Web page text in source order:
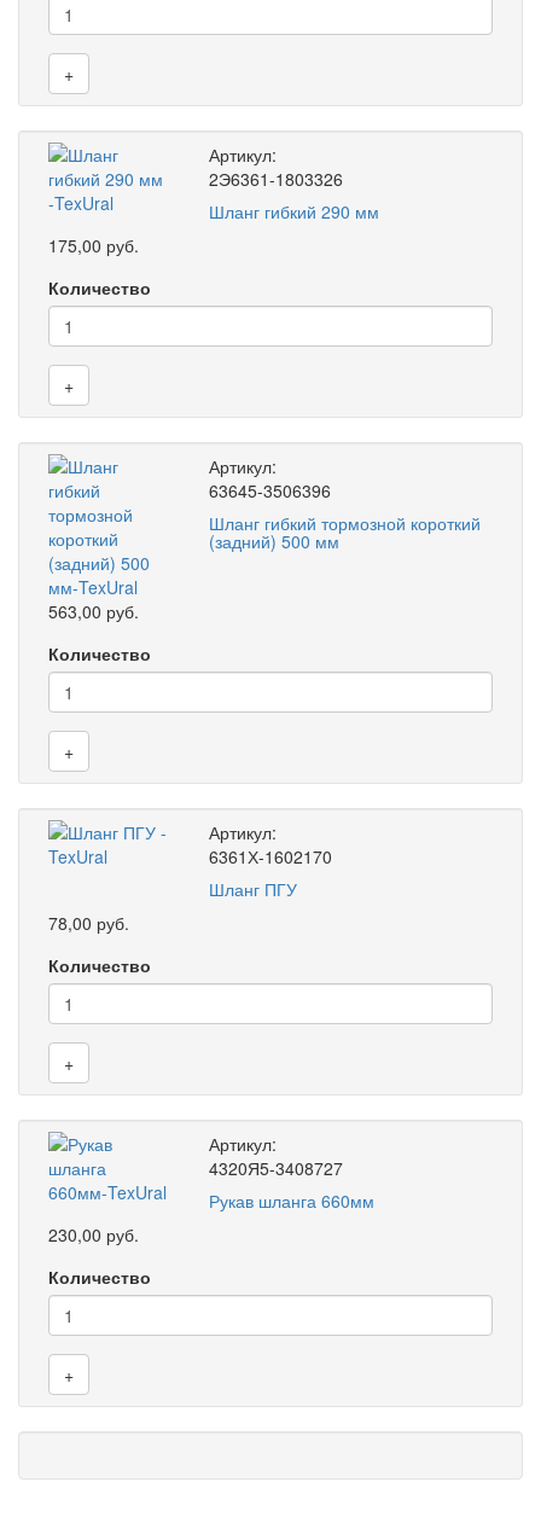
+
Артикул:
2Э6361-1803326
Шланг гибкий 290 мм
175,00 руб.
Количество
+
Артикул:
63645-3506396
Шланг гибкий тормозной короткий
(задний) 500 мм
563,00 руб.
Количество
+
Артикул:
6361Х-1602170
Шланг ПГУ
78,00 руб.
Количество
+
Артикул:
4320Я5-3408727
Рукав шланга 660мм
230,00 руб.
Количество
+